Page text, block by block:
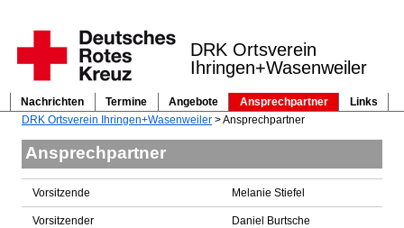
DRK Ortsverein
Ihringen+Wasenweiler
Navigation
überspringen
Nachrichten Termine Angebote Ansprechpartner
Links
DRK Ortsverein Ihringen+Wasenweiler
Ansprechpartner
Ansprechpartner
Vorsitzende Melanie Stiefel
Vorsitzender Daniel Burtsche